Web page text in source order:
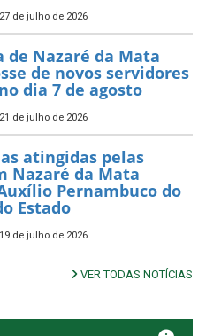
de julho de 2026
de Nazaré da Mata
de novos servidores
dia 7 de agosto
de julho de 2026
atingidas pelas
Nazaré da Mata
Pernambuco do
Estado
de julho de 2026
VER TODAS NOTÍCIAS